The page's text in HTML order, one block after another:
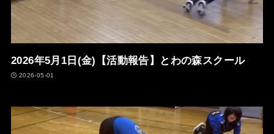
2026年5月1日(金)【活動報告】とわの森スクール
2026-05-01